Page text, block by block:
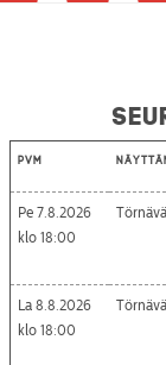
Pvm
Pe 7.8.2026
18:00
Törnävä
La 8.8.2026
18:00
Törnävä